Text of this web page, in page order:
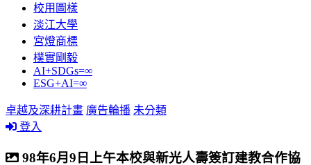
校用圖樣
淡江大學
宮燈商標
樸實剛毅
AI+SDGs=∞
ESG+AI=∞
卓越及深耕計畫 廣告輪播 未分類
登入
98年6月9日上午本校與新光人壽簽訂建教合作協